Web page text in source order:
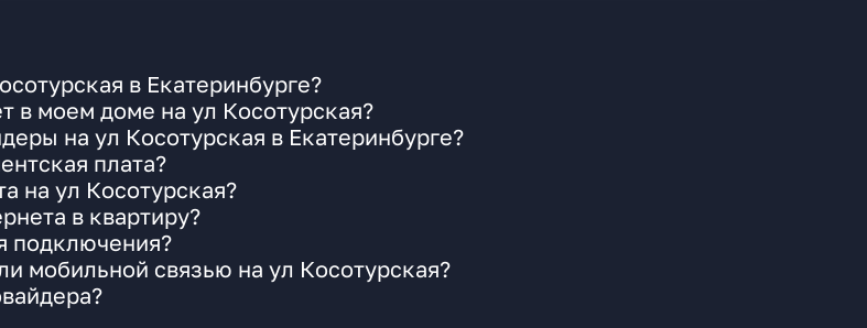
в Екатеринбурге?
в моем доме на ул Косотурская?
на ул Косотурская в Екатеринбурге?
плата?
на ул Косотурская?
в квартиру?
подключения?
мобильной связью на ул Косотурская?